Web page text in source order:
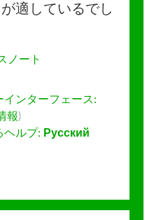
適しているでし
ノート
ンターフェース:
報)
ヘルプ: Русский